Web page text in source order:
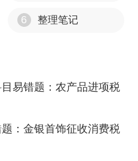
6 整理笔记
易错题：农产品进项税
：金银首饰征收消费税